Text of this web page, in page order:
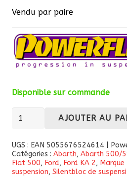
Vendu par paire
Disponible sur commande
quantité
Silentbloc
renforcé
de
AJOUTER AU
UGS : EAN 5055676524614 |
Catégories : Abarth, Abarth 500/
Fiat 500, Ford, Ford KA 2,
suspension, Silentbloc de